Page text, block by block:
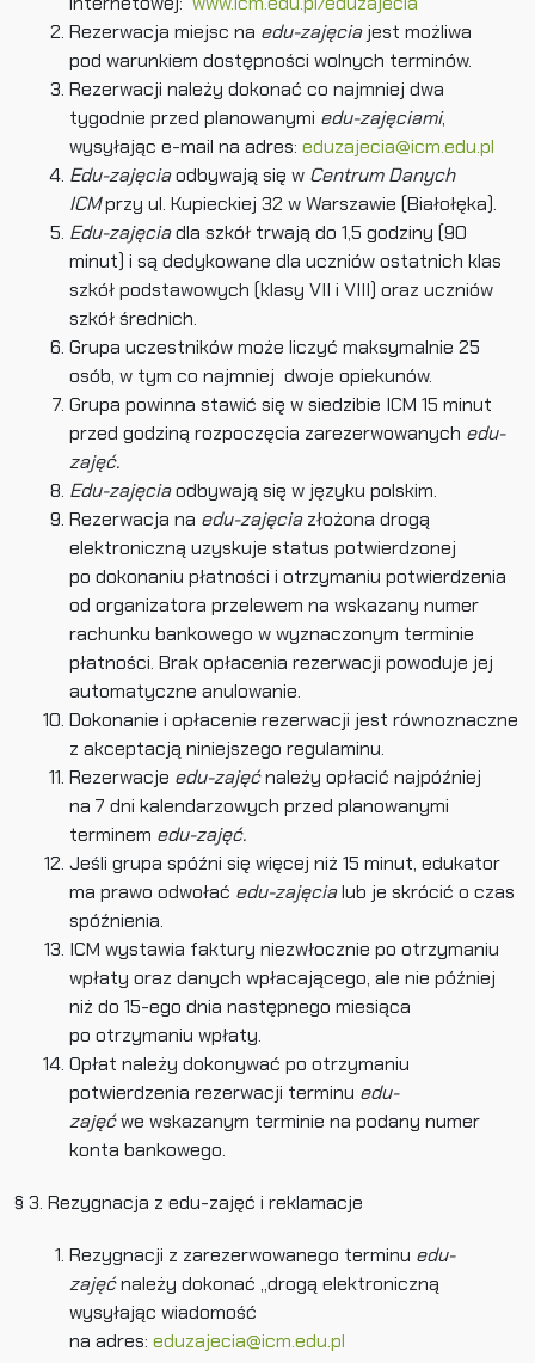
Rezerwacja miejsc na edu-zajęciajest możliwa
pod warunkiem dostępności wolnych terminów.
Rezerwacji należy dokonać co najmniej dwa
tygodnie przed planowanymi edu-zajęciami,
wysyłając e-mail na adres: eduzajecia@icm.edu.pl
Edu-zajęciaodbywają się w Centrum Danych
ICMprzy ul. Kupieckiej 32 w Warszawie (Białołęka).
Edu-zajęciadla szkół trwają do 1,5 godziny (90
minut) i są dedykowane dla uczniów ostatnich klas
szkół podstawowych (klasy VII i VIII) oraz uczniów
szkół średnich.
Grupa uczestników może liczyć maksymalnie 25
osób, w tym co najmniej dwoje opiekunów.
Grupa powinna stawić się w siedzibie ICM 15 minut
przed godziną rozpoczęcia zarezerwowanych edu-
zajęć.
Edu-zajęciaodbywają się w języku polskim.
Rezerwacja na edu-zajęciazłożona drogą
elektroniczną uzyskuje status potwierdzonej
po dokonaniu płatności i otrzymaniu potwierdzenia
od organizatora przelewem na wskazany numer
rachunku bankowego w wyznaczonym terminie
płatności. Brak opłacenia rezerwacji powoduje jej
automatyczne anulowanie.
Dokonanie i opłacenie rezerwacji jest równoznaczne
z akceptacją niniejszego regulaminu.
Rezerwacje edu-zajęćnależy opłacić najpóźniej
na 7 dni kalendarzowych przed planowanymi
terminem edu-zajęć.
Jeśli grupa spóźni się więcej niż 15 minut, edukator
ma prawo odwołać edu-zajęcialub je skrócić o czas
spóźnienia.
ICM wystawia faktury niezwłocznie po otrzymaniu
wpłaty oraz danych wpłacającego, ale nie później
niż do 15-ego dnia następnego miesiąca
po otrzymaniu wpłaty.
Opłat należy dokonywać po otrzymaniu
potwierdzenia rezerwacji terminu edu-
zajęćwe wskazanym terminie na podany numer
konta bankowego.
§ 3. Rezygnacja z edu-zajęć i reklamacje
Rezygnacji z zarezerwowanego terminu edu-
zajęćnależy dokonać „drogą elektroniczną
wysyłając wiadomość
na adres: eduzajecia@icm.edu.pl